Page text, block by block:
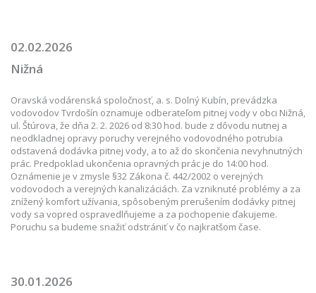
02.02.2026
Nižná
Oravská vodárenská spoločnosť, a. s. Dolný Kubín, prevádzka
vodovodov Tvrdošín oznamuje odberateľom pitnej vody v obci Nižná,
ul. Štúrova, že dňa 2. 2. 2026 od 8:30 hod. bude z dôvodu nutnej a
neodkladnej opravy poruchy verejného vodovodného potrubia
odstavená dodávka pitnej vody, a to až do skončenia nevyhnutných
prác. Predpoklad ukončenia opravných prác je do 14:00 hod.
Oznámenie je v zmysle §32 Zákona č. 442/2002 o verejných
vodovodoch a verejných kanalizáciách. Za vzniknuté problémy a za
znížený komfort užívania, spôsobeným prerušením dodávky pitnej
vody sa vopred ospravedlňujeme a za pochopenie ďakujeme.
Poruchu sa budeme snažiť odstrániť v čo najkratšom čase.
30.01.2026